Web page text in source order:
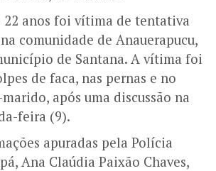
22 anos foi vítima de tentativa
comunidade de Anauerapucu,
de Santana. A vítima foi
de faca, nas pernas e no
após uma discussão na
feira (9).
apuradas pela Polícia
Ana Claúdia Paixão Chaves,